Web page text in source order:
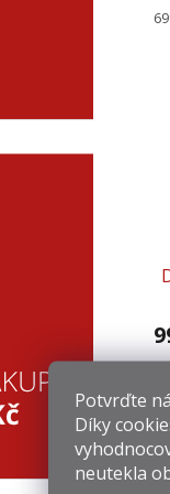
Potvrďte
Díky
neutekla
1